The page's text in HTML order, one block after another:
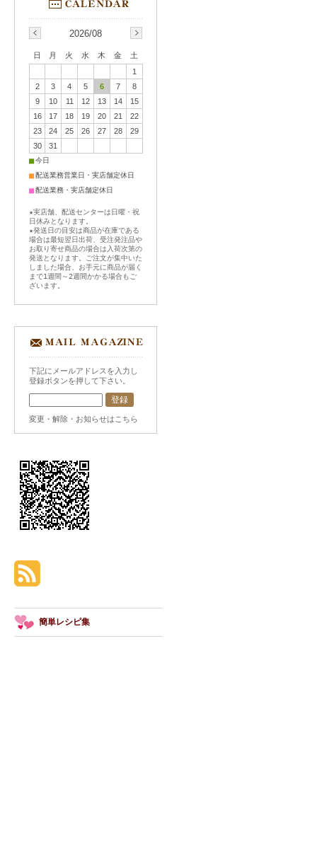
2026/08
日 月 火 水 木 金
土
1
2
3 4 5 6 7
8
9
10 11 12 13 14
15
16
17 18 19 20 21
22
23
24 25 26 27 28
29
30
31
■今日
■配送業務営業日・実店舗定休日
■配送業務・実店舗定休日
★実店舗、配送センターは日曜・祝
日休みとなります。
★発送日の目安は商品が在庫である
場合は最短翌日出荷、受注発注品や
お取り寄せ商品の場合は入荷次第の
発送となります。ご注文が集中いた
しました場合、お手元に商品が届く
まで1週間～2週間かかる場合もご
ざいます。
下記にメールアドレスを入力し
登録ボタンを押して下さい。
変更・解除・お知らせはこちら
簡単レシピ集